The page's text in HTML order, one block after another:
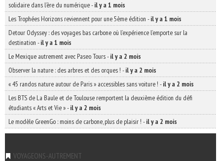
solidaire dans l’ère du numérique-il y a 1 mois
Les Trophées Horizons reviennent pour une 5ème édition -il y a 1 mois
Detour Odyssey : des voyages bas carbone où l’expérience l’emporte sur la
destination -il y a 1 mois
Le Mexique autrement avec Paseo Tours-il y a 2 mois
Observer la nature : des arbres et des orques ! -il y a 2 mois
« 45 randos nature autour de Paris » accessibles sans voiture ! -il y a 2 mois
Les BTS de La Baule et de Toulouse remportent la deuxième édition du défi
étudiants « Arts et Vie »-il y a 2 mois
Le modèle GreenGo : moins de carbone, plus de plaisir ! -il y a 2 mois
VOYAGEONS-AUTREMENT